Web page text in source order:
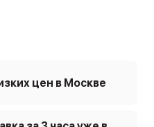
цен в Москве